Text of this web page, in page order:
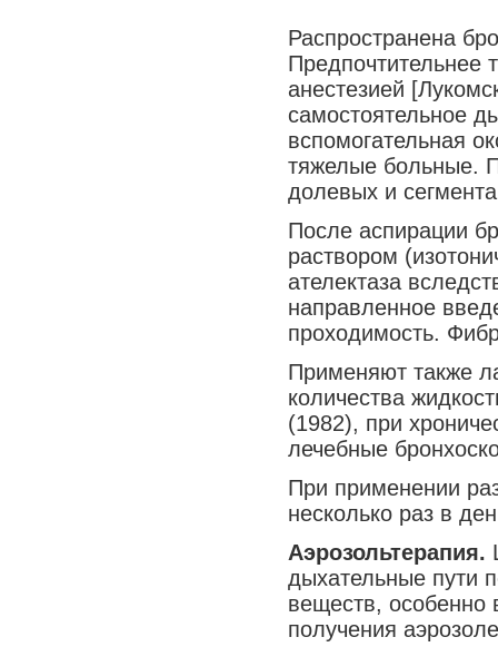
Распространена
Предпочтительнее
анестезией
самостоятельное
вспомогательная
тяжелые больные.
долевых и
После аспирации
раствором
ателектаза
направленное
проходимость.
Применяют также
количества
(1982), при
лечебные
При применении
несколько раз в
Аэрозольтерапия.
дыхательные пути
веществ, особенно
получения